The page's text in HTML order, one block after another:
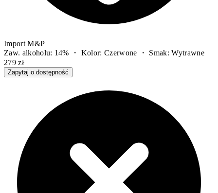
Import M&P
Zaw. alkoholu: 14% ・ Kolor: Czerwone ・ Smak: Wytrawne
279 zł
Zapytaj o dostępność